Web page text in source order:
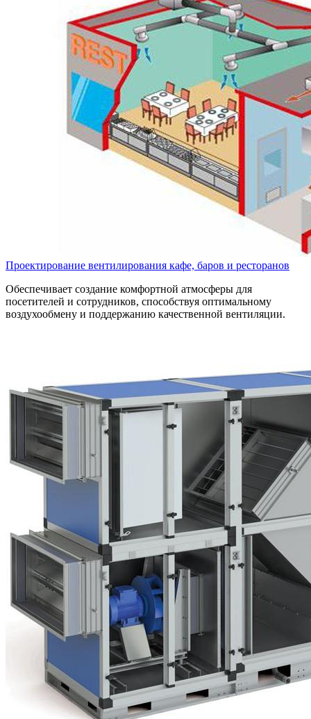
Проектирование вентилирования кафе, баров и ресторанов
Обеспечивает создание комфортной атмосферы для
посетителей и сотрудников, способствуя оптимальному
воздухообмену и поддержанию качественной вентиляции.